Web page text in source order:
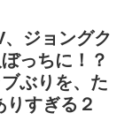
ジョングク
っちに！？
ぶりを、た
すぎる２